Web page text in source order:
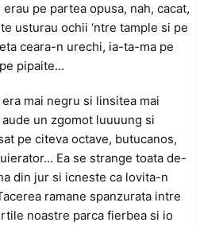
pe partea opusa, nah, cacat,
usturau ochii ‘ntre tample si pe
ceara-n urechi, ia-ta-ma pe
pipaite…
mai negru si linsitea mai
un zgomot luuuung si
pe citeva octave, butucanos,
Ea se strange toata de-
din jur si icneste ca lovita-n
ramane spanzurata intre
noastre parca fierbea si io